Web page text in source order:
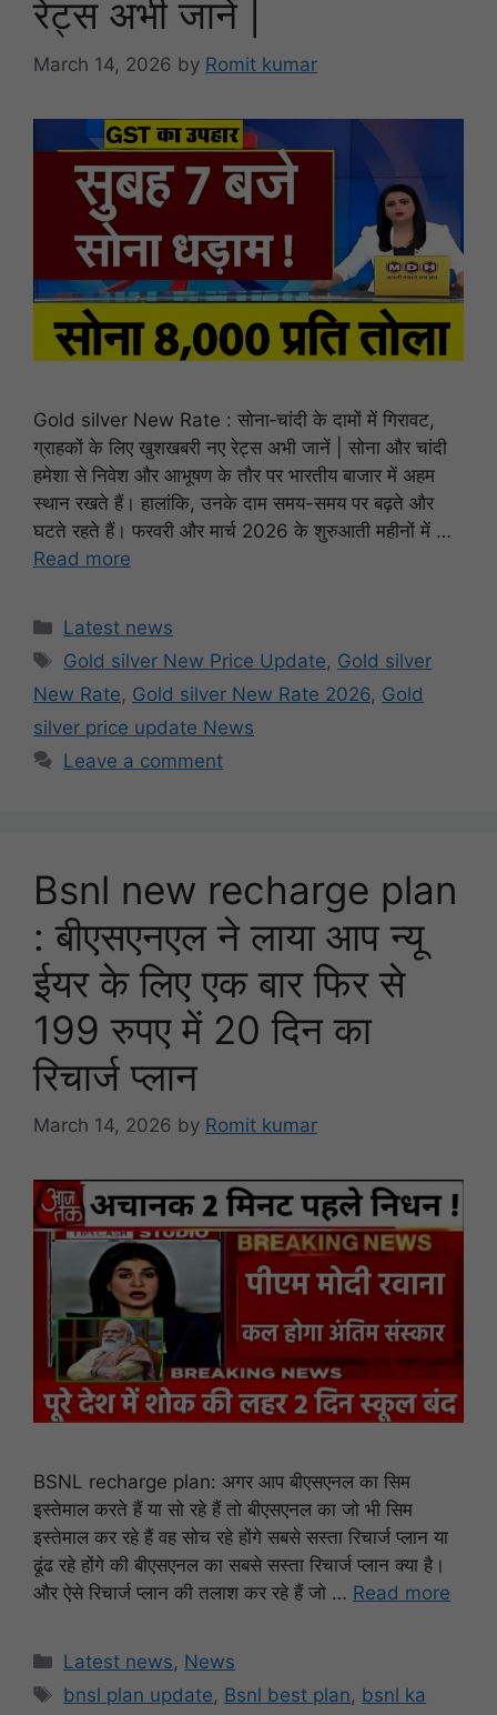
रेट्स अभी जानें |
March 14, 2026 by Romit kumar
Gold silver New Rate : सोना‑चांदी के दामों में गिरावट,
ग्राहकों के लिए खुशखबरी नए रेट्स अभी जानें | सोना और चांदी
हमेशा से निवेश और आभूषण के तौर पर भारतीय बाजार में अहम
स्थान रखते हैं। हालांकि, उनके दाम समय-समय पर बढ़ते और
घटते रहते हैं। फरवरी और मार्च 2026 के शुरुआती महीनों में …
Read more
Categories
Latest news
Tags
Gold silver New Price Update, Gold silver
New Rate, Gold silver New Rate 2026, Gold
silver price update News
Leave a comment
Bsnl new recharge plan
: बीएसएनएल ने लाया आप न्यू
ईयर के लिए एक बार फिर से
199 रुपए में 20 दिन का
रिचार्ज प्लान
March 14, 2026 by Romit kumar
BSNL recharge plan: अगर आप बीएसएनल का सिम
इस्तेमाल करते हैं या सो रहे हैं तो बीएसएनल का जो भी सिम
इस्तेमाल कर रहे हैं वह सोच रहे होंगे सबसे सस्ता रिचार्ज प्लान या
ढूंढ रहे होंगे की बीएसएनल का सबसे सस्ता रिचार्ज प्लान क्या है।
और ऐसे रिचार्ज प्लान की तलाश कर रहे हैं जो … Read more
Categories
Latest news, News
Tags
bnsl plan update, Bsnl best plan, bsnl ka